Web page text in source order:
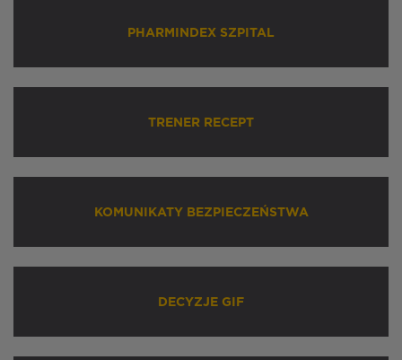
PHARMINDEX SZPITAL
TRENER RECEPT
KOMUNIKATY BEZPIECZEŃSTWA
DECYZJE GIF